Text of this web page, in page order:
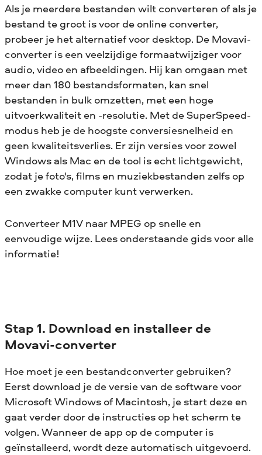
Als je meerdere bestanden wilt converteren of als je
bestand te groot is voor de online converter,
probeer je het alternatief voor desktop. De Movavi-
converter is een veelzijdige formaatwijziger voor
audio, video en afbeeldingen. Hij kan omgaan met
meer dan 180 bestandsformaten, kan snel
bestanden in bulk omzetten, met een hoge
uitvoerkwaliteit en -resolutie. Met de SuperSpeed-
modus heb je de hoogste conversiesnelheid en
geen kwaliteitsverlies. Er zijn versies voor zowel
Windows als Mac en de tool is echt lichtgewicht,
zodat je foto's, films en muziekbestanden zelfs op
een zwakke computer kunt verwerken.
Converteer M1V naar MPEG op snelle en
eenvoudige wijze. Lees onderstaande gids voor alle
informatie!
Stap 1. Download en installeer de
Movavi-converter
Hoe moet je een bestandconverter gebruiken?
Eerst download je de versie van de software voor
Microsoft Windows of Macintosh, je start deze en
gaat verder door de instructies op het scherm te
volgen. Wanneer de app op de computer is
geïnstalleerd, wordt deze automatisch uitgevoerd.